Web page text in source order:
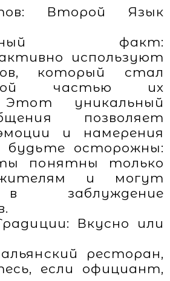
Второй Язык
факт:
используют
который стал
частью их
уникальный
позволяет
и намерения
будьте осторожны:
понятны только
и могут
заблуждение
Вкусно или
ресторан,
если официант,